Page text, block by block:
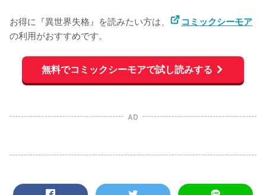
お得に『異世界失格』を読みたい方は、
コミックシーモア
の利用がおすすめです。
無料でコミックシーモアで試し読みする
AD